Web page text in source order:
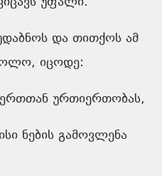
და თითქოს ამ
იცოდე:
ურთიერთობას,
ნების გამოვლენა